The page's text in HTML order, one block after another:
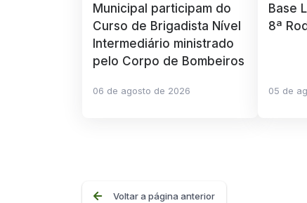
Municipal participam do
Curso de Brigadista Nível
Intermediário ministrado
pelo Corpo de Bombeiros
06 de agosto de 2026
Base
8ª
05 de
Voltar a página anterior